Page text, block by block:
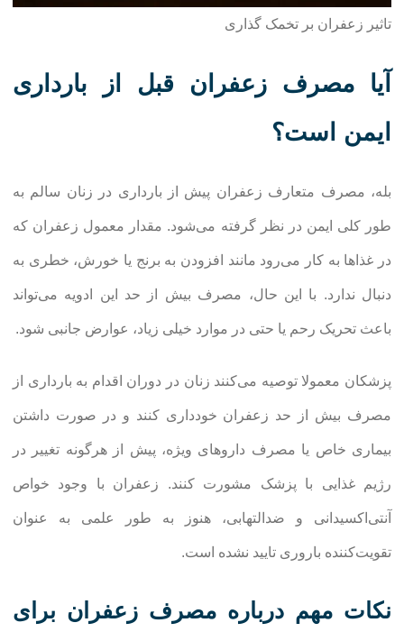
تاثیر زعفران بر تخمک گذاری
آیا مصرف زعفران قبل از بارداری
ایمن است؟
بله، مصرف متعارف زعفران پیش از بارداری در زنان سالم به
طور کلی ایمن در نظر گرفته می‌شود. مقدار معمول زعفران که
در غذاها به کار می‌رود مانند افزودن به برنج یا خورش، خطری به
دنبال ندارد. با این حال، مصرف بیش از حد این ادویه می‌تواند
باعث تحریک رحم یا حتی در موارد خیلی زیاد، عوارض جانبی شود.
پزشکان معمولا توصیه می‌کنند زنان در دوران اقدام به بارداری از
مصرف بیش از حد زعفران خودداری کنند و در صورت داشتن
بیماری خاص یا مصرف داروهای ویژه، پیش از هرگونه تغییر در
رژیم غذایی با پزشک مشورت کنند. زعفران با وجود خواص
آنتی‌اکسیدانی و ضدالتهابی، هنوز به طور علمی به عنوان
تقویت‌کننده باروری تایید نشده است.
نکات مهم درباره مصرف زعفران برای